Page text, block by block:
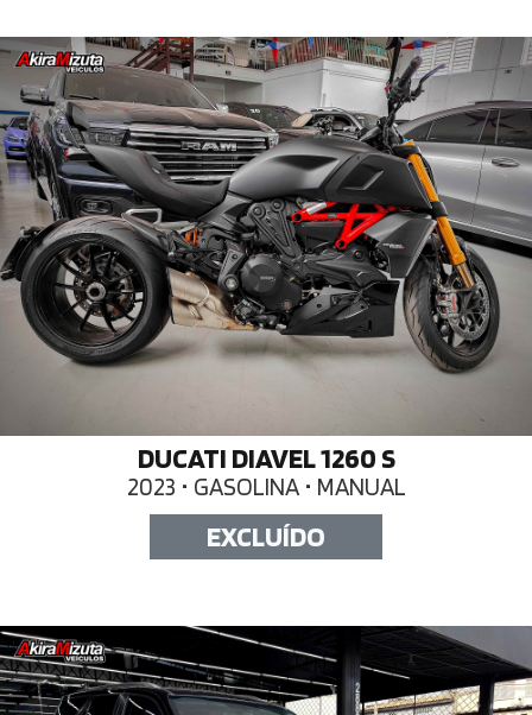
DUCATI DIAVEL 1260 S
2023 • GASOLINA • MANUAL
EXCLUÍDO